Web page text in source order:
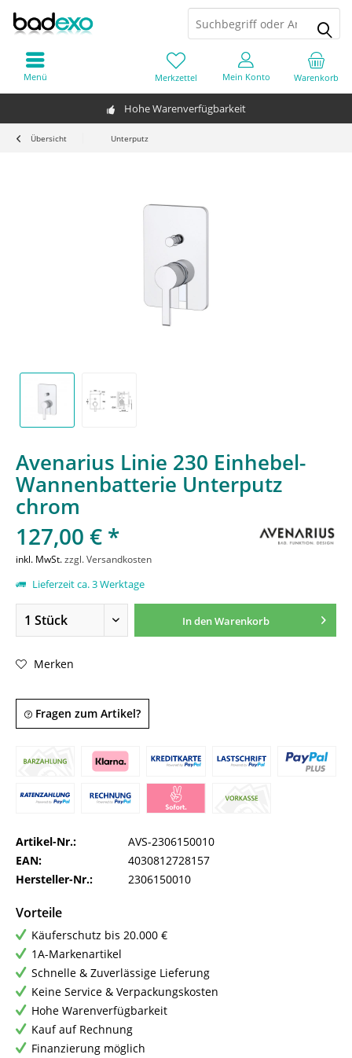
Hohe Warenverfügbarkeit
Warenkorb
Merkzettel Mein Konto
Menü
Übersicht Unterputz
Avenarius Linie 230 Einhebel-
Wannenbatterie Unterputz
chrom
127,00 € *
inkl. MwSt.zzgl. Versandkosten
Lieferzeit ca. 3 Werktage
In denWarenkorb
Merken
Fragen zum Artikel?
Artikel-Nr.:
AVS-2306150010
EAN:
4030812728157
Hersteller-Nr.:
2306150010
Vorteile
Käuferschutz bis 20.000 €
1A-Markenartikel
Schnelle & Zuverlässige Lieferung
Keine Service & Verpackungskosten
Hohe Warenverfügbarkeit
Kauf auf Rechnung
Finanzierung möglich